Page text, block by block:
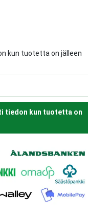
kun tuotetta on jälleen
tiedon kun tuotetta on